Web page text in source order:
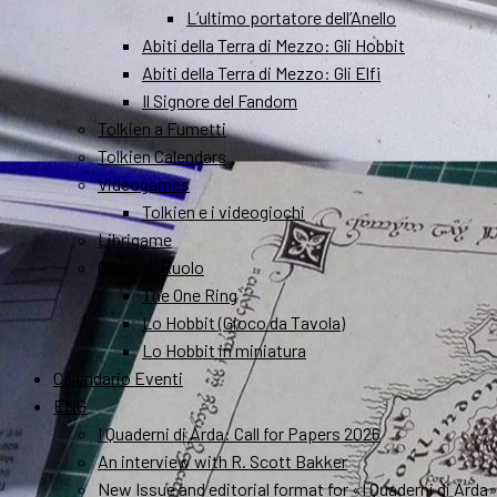
L’ultimo portatore dell’Anello
Abiti della Terra di Mezzo: Gli Hobbit
Abiti della Terra di Mezzo: Gli Elfi
Il Signore del Fandom
Tolkien a Fumetti
Tolkien Calendars
Videogames
Tolkien e i videogiochi
Librigame
Gioco di Ruolo
The One Ring
Lo Hobbit (Gioco da Tavola)
Lo Hobbit in miniatura
Calendario Eventi
ENG
I Quaderni di Arda: Call for Papers 2026
An interview with R. Scott Bakker
New Issue and editorial format for «I Quaderni di Arda»